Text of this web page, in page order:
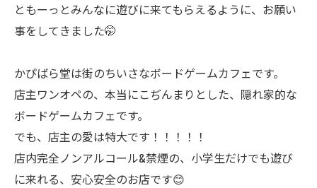
ともーっとみんなに遊びに来てもらえるように、お願い
事をしてきました🤭
かぴばら堂は街のちいさなボードゲームカフェです。
店主ワンオペの、本当にこぢんまりとした、隠れ家的な
ボードゲームカフェです。
でも、店主の愛は特大です！！！！！
店内完全ノンアルコール&禁煙の、小学生だけでも遊び
に来れる、安心安全のお店です😊